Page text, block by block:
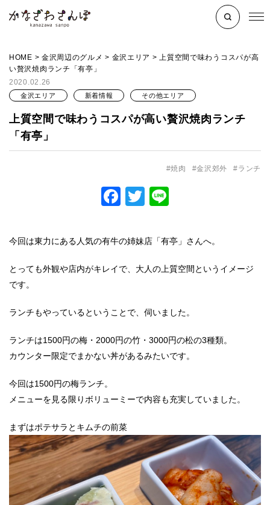
HOME > 金沢周辺のグルメ > 金沢エリア >上質空間で味わうコスパが高
い贅沢焼肉ランチ「有亭」
2020.02.26
金沢エリア 新着情報 その他エリア
上質空間で味わうコスパが高い贅沢焼肉ランチ
「有亭」
焼肉 金沢郊外 ランチ
Facebook
Twitter
今回は東力にある人気の有牛の姉妹店「有亭」さんへ。
とっても外観や店内がキレイで、大人の上質空間というイメージ
です。
ランチもやっているということで、伺いました。
ランチは1500円の梅・2000円の竹・3000円の松の3種類。
カウンター限定でまかない丼があるみたいです。
今回は1500円の梅ランチ。
メニューを見る限りボリューミーで内容も充実していました。
まずはポテサラとキムチの前菜